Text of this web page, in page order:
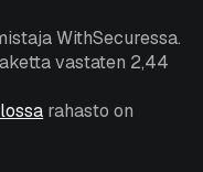
WithSecuressa.
vastaten 2,44
rahasto on